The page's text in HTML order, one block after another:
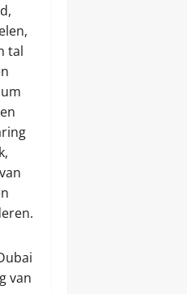
tal
van